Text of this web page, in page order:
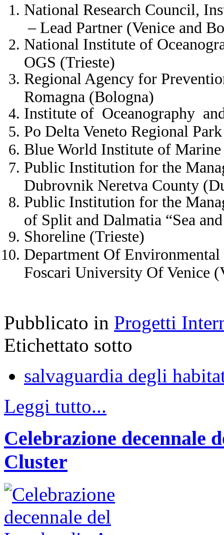
National Research Council,
– Lead Partner (Venice and
National Institute of
OGS (Trieste)
Regional Agency for
Romagna (Bologna)
Institute of Oceanography
Po Delta Veneto Regional
Blue World Institute of
Public Institution for the
Dubrovnik Neretva County
Public Institution for the
of Split and Dalmatia “Sea
Shoreline (Trieste)
Department Of
Foscari University Of Venice
Pubblicato in Progetti
Etichettato sotto
salvaguardia degli
Leggi tutto...
Celebrazione decennale
Cluster